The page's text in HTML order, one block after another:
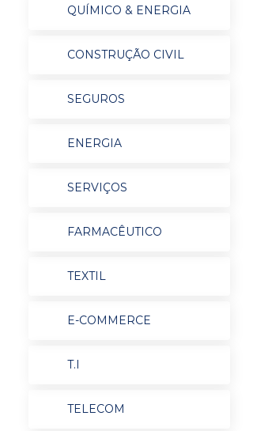
QUÍMICO & ENERGIA
CONSTRUÇÃO CIVIL
SEGUROS
ENERGIA
SERVIÇOS
FARMACÊUTICO
TEXTIL
E-COMMERCE
T.I
TELECOM